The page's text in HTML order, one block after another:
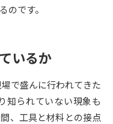
グローバルに強い大学特
の３択
年スタート号特集ページ
2生用）
のです。
いるか
で盛んに行われてきた
知られていない現象も
、工具と材料との接点